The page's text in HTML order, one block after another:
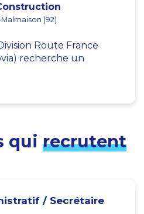
(92)
Route France
recherche un
qui recrutent
/ Secrétaire